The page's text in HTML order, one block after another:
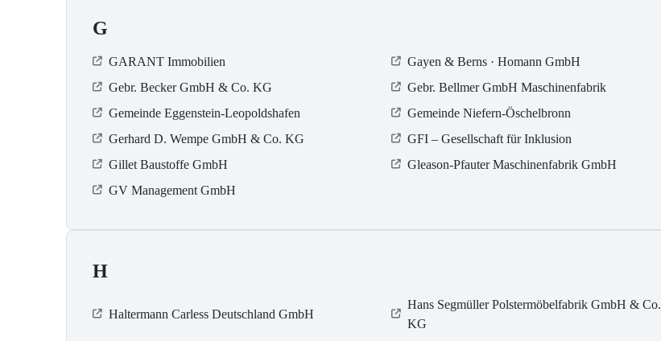
G
GARANT Immobilien Gayen & Berns · Homann GmbH
Gebr. Becker GmbH & Co. KG
Gebr. Bellmer GmbH Maschinenfabrik
Gemeinde Eggenstein-Leopoldshafen
Gemeinde Niefern-Öschelbronn
Gerhard D. Wempe GmbH & Co. KG
GFI – Gesellschaft für Inklusion
Gillet Baustoffe GmbH
Gleason-Pfauter Maschinenfabrik GmbH
GV Management GmbH
H
Haltermann Carless Deutschland GmbH
Hans Segmüller Polstermöbelfabrik GmbH & Co.
KG